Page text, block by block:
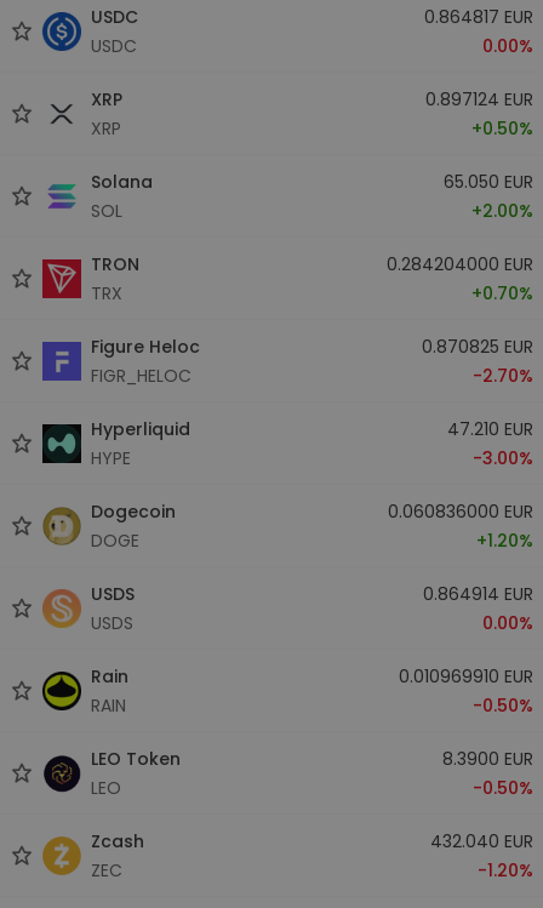
USDC
USDC
0.864817 EUR
0.00%
XRP
XRP
0.897124 EUR
+0.50%
Solana
SOL
65.050 EUR
+2.00%
TRON
TRX
0.284204000 EUR
+0.70%
Figure Heloc
FIGR_HELOC
0.870825 EUR
-2.70%
Hyperliquid
HYPE
47.210 EUR
-3.00%
Dogecoin
DOGE
0.060836000 EUR
+1.20%
USDS
USDS
0.864914 EUR
0.00%
Rain
RAIN
0.010969910 EUR
-0.50%
LEO Token
LEO
8.3900 EUR
-0.50%
Zcash
ZEC
432.040 EUR
-1.20%